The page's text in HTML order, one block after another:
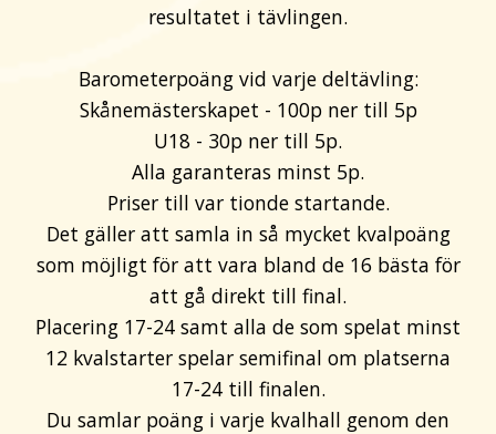
resultatet i tävlingen.
Barometerpoäng vid varje deltävling:
Skånemästerskapet - 100p ner till 5p
U18 - 30p ner till 5p.
Alla garanteras minst 5p.
Priser till var tionde startande.
Det gäller att samla in så mycket kvalpoäng
som möjligt för att vara bland de 16 bästa för
att gå direkt till final.
Placering 17-24 samt alla de som spelat minst
12 kvalstarter spelar semifinal om platserna
17-24 till finalen.
Du samlar poäng i varje kvalhall genom den